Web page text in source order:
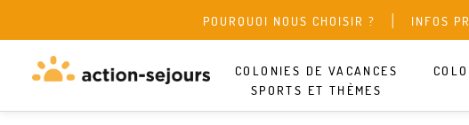
POURQUOI NOUS CHOISIR ? INFOS
COLONIES DE VACANCES
SPORTS ET THÈMES